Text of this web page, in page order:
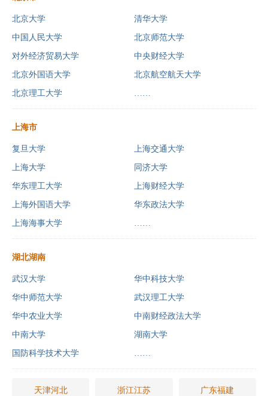
北京大学 清华大学
中国人民大学 北京师范大学
对外经济贸易大学 中央财经大学
北京外国语大学 北京航空航天大学
北京理工大学 ……
上海市
复旦大学 上海交通大学
上海大学 同济大学
华东理工大学 上海财经大学
上海外国语大学 华东政法大学
上海海事大学 ……
湖北湖南
武汉大学 华中科技大学
华中师范大学 武汉理工大学
华中农业大学 中南财经政法大学
中南大学 湖南大学
国防科学技术大学 ……
天津河北 浙江江苏 广东福建